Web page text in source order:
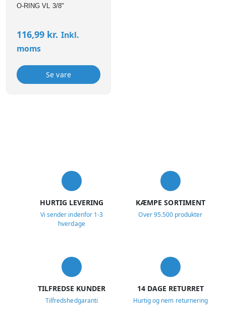
O-RING VL 3/8"
116,99 kr. Inkl.
moms
Se vare
HURTIG LEVERING
Vi sender indenfor 1-3
hverdage
KÆMPE SORTIMENT
Over 95.500 produkter
TILFREDSE KUNDER
Tilfredshedgaranti
14 DAGE RETURRET
Hurtig og nem returnering